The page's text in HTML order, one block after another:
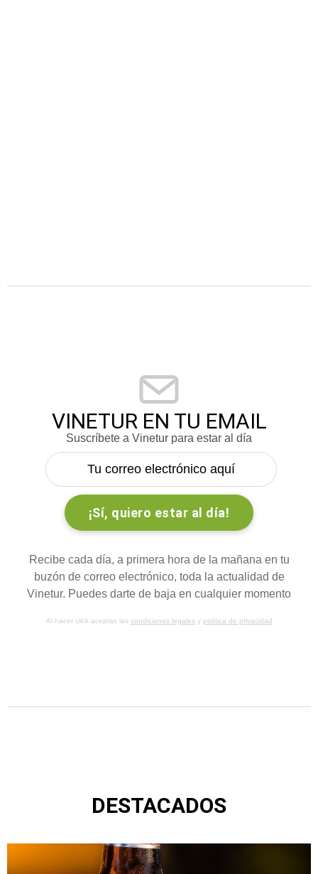
VINETUR EN TU EMAIL
Suscríbete a Vinetur para estar al día
Recibe cada día, a primera hora de la mañana en tu
buzón de correo electrónico, toda la actualidad de
Vinetur. Puedes darte de baja en cualquier momento
Al hacer click aceptas las condiciones legalesy política de privacidad
DESTACADOS